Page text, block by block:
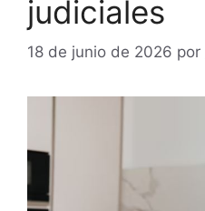
judiciales
18 de junio de 2026 por